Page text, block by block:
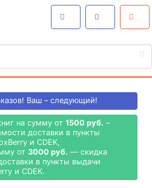
Ваш – следующий!
на сумму от 1500 руб. –
доставки в пункты
и CDEK,
от 3000 руб. — скидка
в пункты выдачи
и CDEK.